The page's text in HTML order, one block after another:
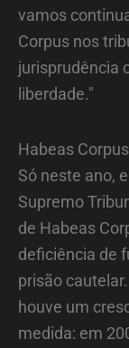
vamos
Corpus nos
jurisprudência
liberdade."
Habeas Corpus
Só neste ano,
Supremo
de Habeas
deficiência de
prisão
houve um
medida: em